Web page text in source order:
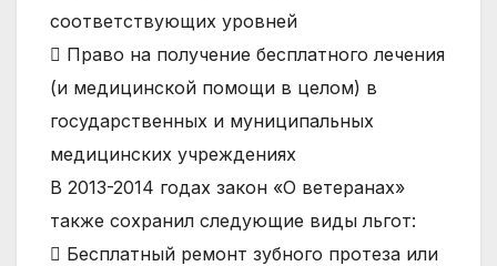
соответствующих уровней
 Право на получение бесплатного лечения
(и медицинской помощи в целом) в
государственных и муниципальных
медицинских учреждениях
В 2013-2014 годах закон «О ветеранах»
также сохранил следующие виды льгот:
 Бесплатный ремонт зубного протеза или